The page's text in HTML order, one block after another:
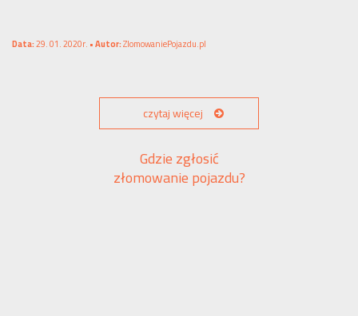
Data:29. 01. 2020r. •Autor:ZlomowaniePojazdu.pl
czytaj więcej
Gdzie zgłosić
złomowanie pojazdu?